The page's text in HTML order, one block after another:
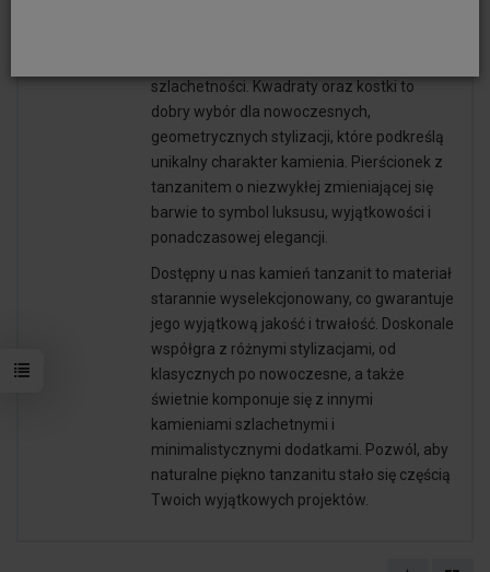
szlachetności. Kwadraty oraz kostki to
dobry wybór dla nowoczesnych,
geometrycznych stylizacji, które podkreślą
unikalny charakter kamienia. Pierścionek z
tanzanitem o niezwykłej zmieniającej się
barwie to symbol luksusu, wyjątkowości i
ponadczasowej elegancji.
Dostępny u nas kamień tanzanit to materiał
starannie wyselekcjonowany, co gwarantuje
jego wyjątkową jakość i trwałość. Doskonale
współgra z różnymi stylizacjami, od
klasycznych po nowoczesne, a także
świetnie komponuje się z innymi
kamieniami szlachetnymi i
minimalistycznymi dodatkami. Pozwól, aby
naturalne piękno tanzanitu stało się częścią
Twoich wyjątkowych projektów.